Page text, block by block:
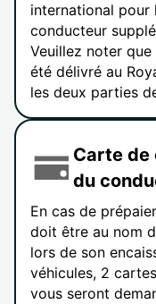
international
conducteur
Veuillez noter
été délivré au
les deux parties
Carte de
du
En cas de
doit être au nom
lors de son
véhicules, 2
vous seront